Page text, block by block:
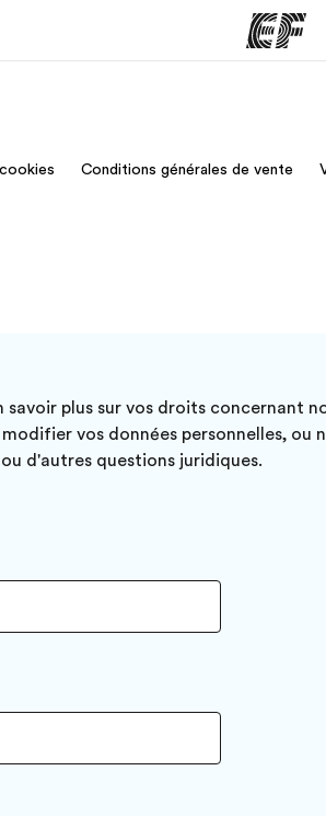
Bureaux
Conditions générales de vente
plus sur vos droits concernant
vos données personnelles, ou
d'autres questions juridiques.